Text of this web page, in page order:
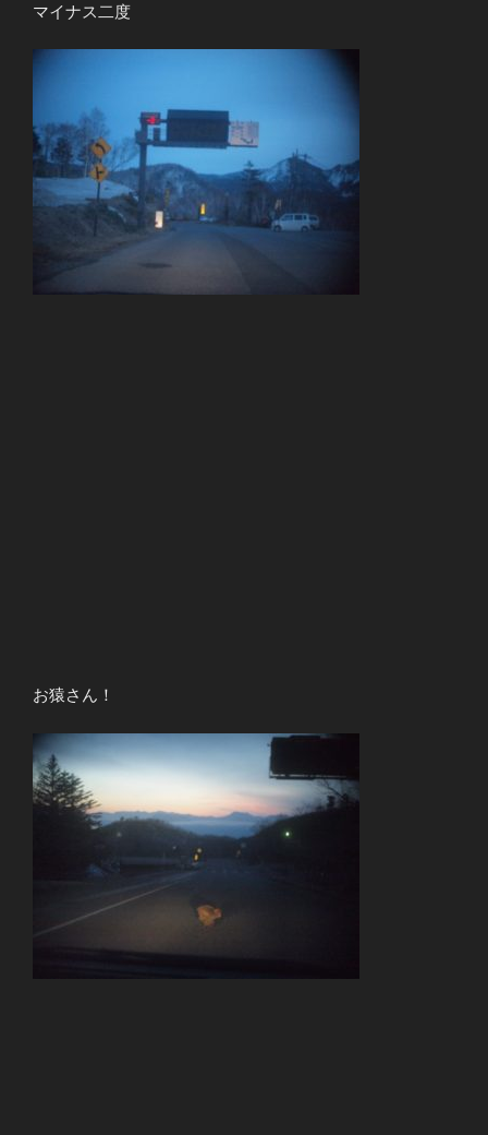
マイナス二度
お猿さん！